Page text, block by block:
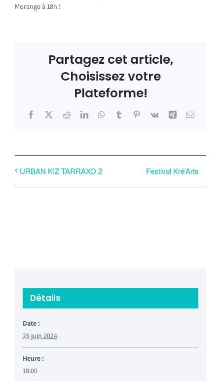
Morange à 18h !
Partagez cet article,
Choisissez votre
Plateforme!
Facebook
X RedditLinkedInWhatsApp
TumblrPinterest
Vk Xing Email
URBAN KIZ TARRAXO 2 Festival Kré’Arts
Détails
Date :
28 juin 2024
Heure :
18:00